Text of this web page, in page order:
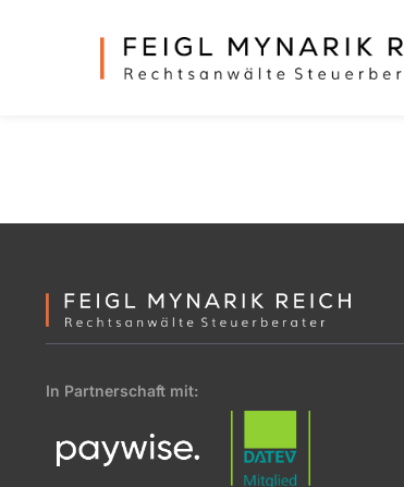
In Partnerschaft mit: